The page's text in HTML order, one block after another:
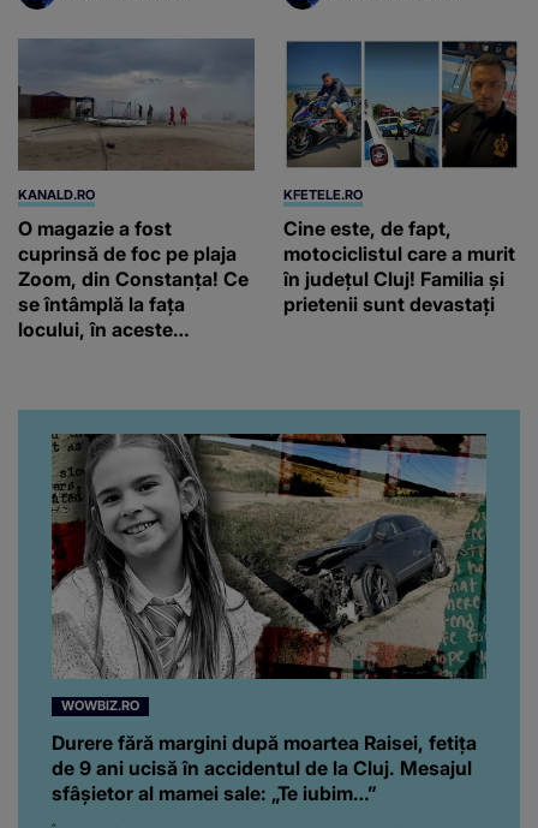
KANALD.RO
O magazie a fost
cuprinsă de foc pe plaja
Zoom, din Constanța! Ce
se întâmplă la fața
locului, în aceste
KFETELE.RO
Cine este, de fapt,
motociclistul care a murit
în județul Cluj! Familia și
prietenii sunt devastați
WOWBIZ.RO
Durere fără margini după moartea Raisei, fetița
de 9 ani ucisă în accidentul de la Cluj. Mesajul
sfâșietor al mamei sale: „Te iubim…”